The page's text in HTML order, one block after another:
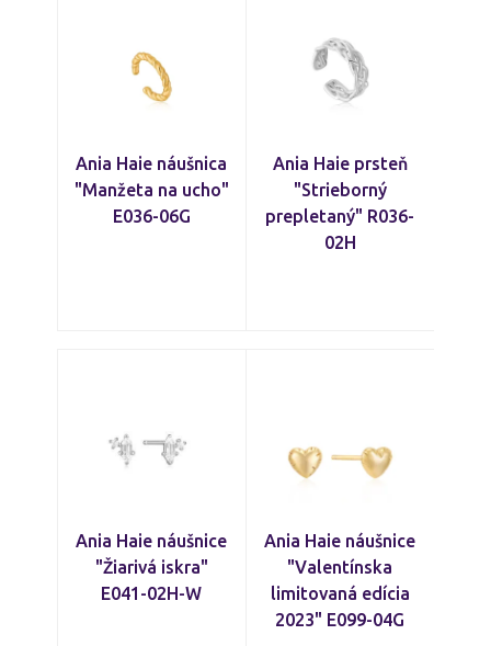
Ania Haie náušnica
"Manžeta na ucho"
E036-06G
Ania Haie prsteň
"Strieborný
prepletaný" R036-
02H
Ania Haie náušnice
"Žiarivá iskra"
E041-02H-W
Ania Haie náušnice
"Valentínska
limitovaná edícia
2023" E099-04G